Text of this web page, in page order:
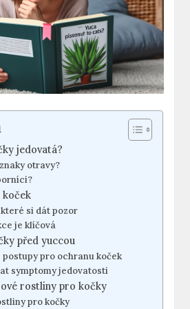
jedovatá?
otravy?
koček
si dát pozor
je klíčová
před yuccou
postupy pro ochranu koček
symptomy jedovatosti
rostliny pro kočky
pro kočky